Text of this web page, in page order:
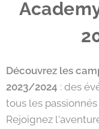
Découvrez les
2023/2024 : des
tous les
Rejoignez